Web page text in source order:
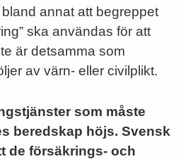
annat att begreppet
ska användas för att
är detsamma som
av värn- eller civilplikt.
som måste
beredskap höjs. Svensk
de försäkrings- och